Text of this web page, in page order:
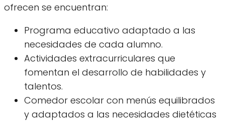
ofrecen se encuentran:
Programa educativo adaptado a las
necesidades de cada alumno.
Actividades extracurriculares que
fomentan el desarrollo de habilidades y
talentos.
Comedor escolar con menús equilibrados
y adaptados a las necesidades dietéticas